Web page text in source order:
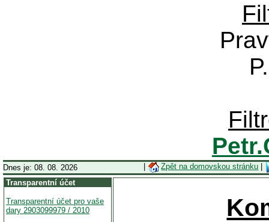
Dnes je: 08. 08. 2026 Zpět na domovskou stránku
Transparentní účet
Transparentní účet pro vaše
dary 2903099979 / 2010